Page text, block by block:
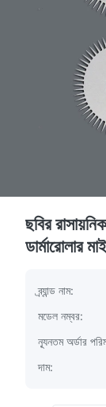
ছবির
ডার্মারোলার
ব্র্যান্ড নাম:
মডেল নম্বর:
ন্যূনতম অর্ডার
দাম: